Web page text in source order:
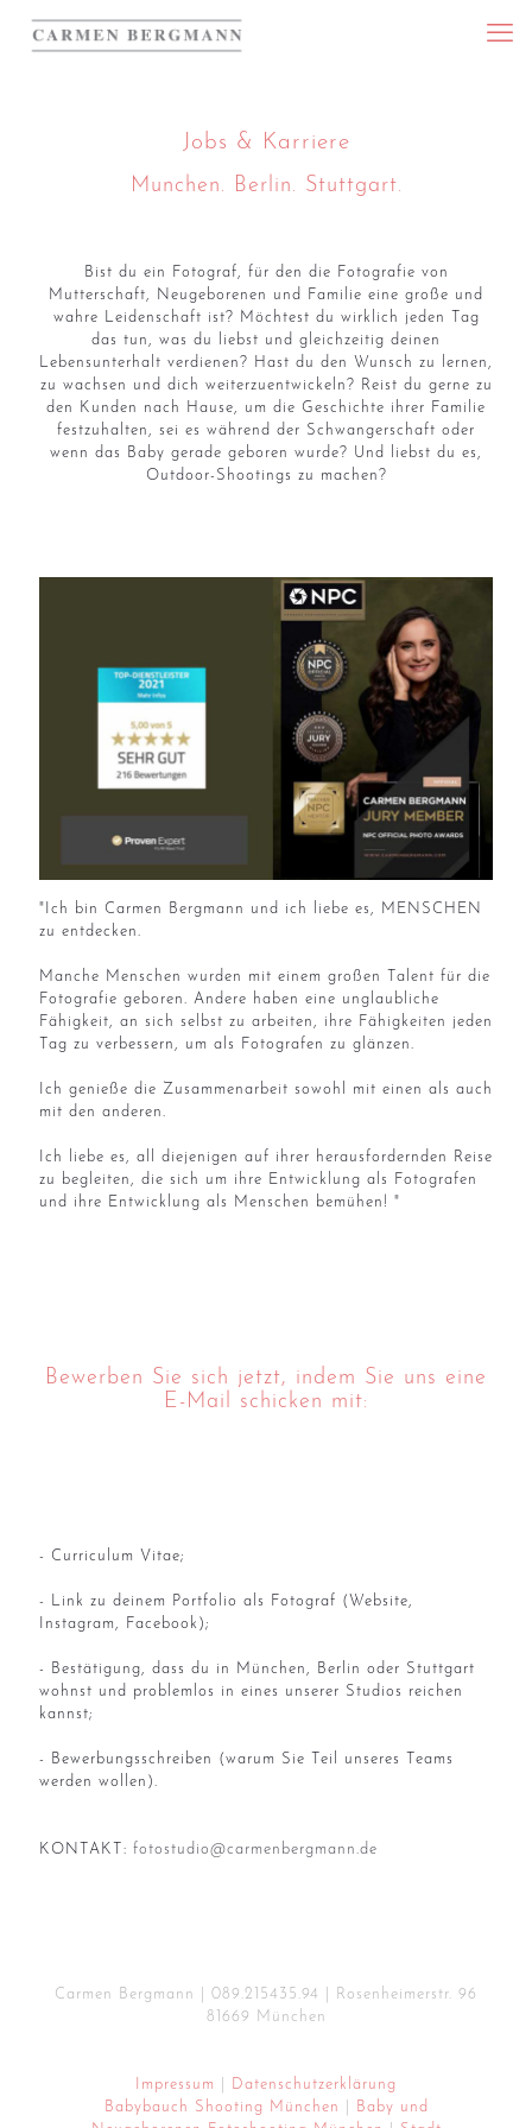
Jobs & Karriere
Munchen. Berlin. Stuttgart.
Bist du ein Fotograf, für den die Fotografie von
Mutterschaft, Neugeborenen und Familie eine große und
wahre Leidenschaft ist? Möchtest du wirklich jeden Tag
das tun, was du liebst und gleichzeitig deinen
Lebensunterhalt verdienen? Hast du den Wunsch zu lernen,
zu wachsen und dich weiterzuentwickeln? Reist du gerne zu
den Kunden nach Hause, um die Geschichte ihrer Familie
festzuhalten, sei es während der Schwangerschaft oder
wenn das Baby gerade geboren wurde? Und liebst du es,
Outdoor-Shootings zu machen?
"Ich bin Carmen Bergmann und ich liebe es, MENSCHEN
zu entdecken.
Manche Menschen wurden mit einem großen Talent für die
Fotografie geboren. Andere haben eine unglaubliche
Fähigkeit, an sich selbst zu arbeiten, ihre Fähigkeiten jeden
Tag zu verbessern, um als Fotografen zu glänzen.
Ich genieße die Zusammenarbeit sowohl mit einen als auch
mit den anderen.
Ich liebe es, all diejenigen auf ihrer herausfordernden Reise
zu begleiten, die sich um ihre Entwicklung als Fotografen
und ihre Entwicklung als Menschen bemühen! "
Bewerben Sie sich jetzt, indem Sie uns eine
E-Mail schicken mit:
- Curriculum Vitae;
- Link zu deinem Portfolio als Fotograf (Website,
Instagram, Facebook);
- Bestätigung, dass du in München, Berlin oder Stuttgart
wohnst und problemlos in eines unserer Studios reichen
kannst;
- Bewerbungsschreiben (warum Sie Teil unseres Teams
werden wollen).
KONTAKT: fotostudio@carmenbergmann.de
Carmen Bergmann | 089.215435.94
| Rosenheimerstr. 96
81669 München
Impressum
Datenschutzerklärung
Babybauch Shooting München
Baby und